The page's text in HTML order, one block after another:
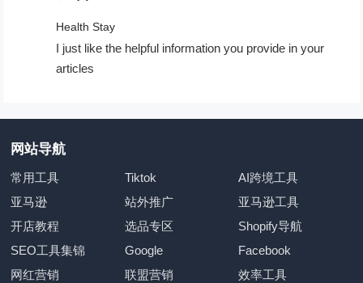
Health Stay
I just like the helpful information you provide in your
articles
网站导航
常用工具 Tiktok
AI跨境工具
亚马逊
站外推广
亚马逊工具
开店教程
选品专区
Shopify导航
SEO工具集锦
Google
Facebook
网红营销
联盟营销
效率工具